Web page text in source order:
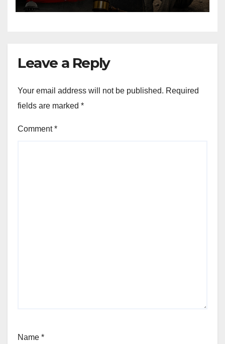
Leave a Reply
Your email address will not be published. Required
fields are marked *
Comment*
Name *